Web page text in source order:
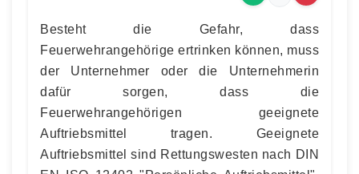
Besteht die Gefahr, dass
Feuerwehrangehörige ertrinken können, muss
der Unternehmer oder die Unternehmerin
dafür sorgen, dass die
Feuerwehrangehörigen geeignete
Auftriebsmittel tragen. Geeignete
Auftriebsmittel sind Rettungswesten nach DIN